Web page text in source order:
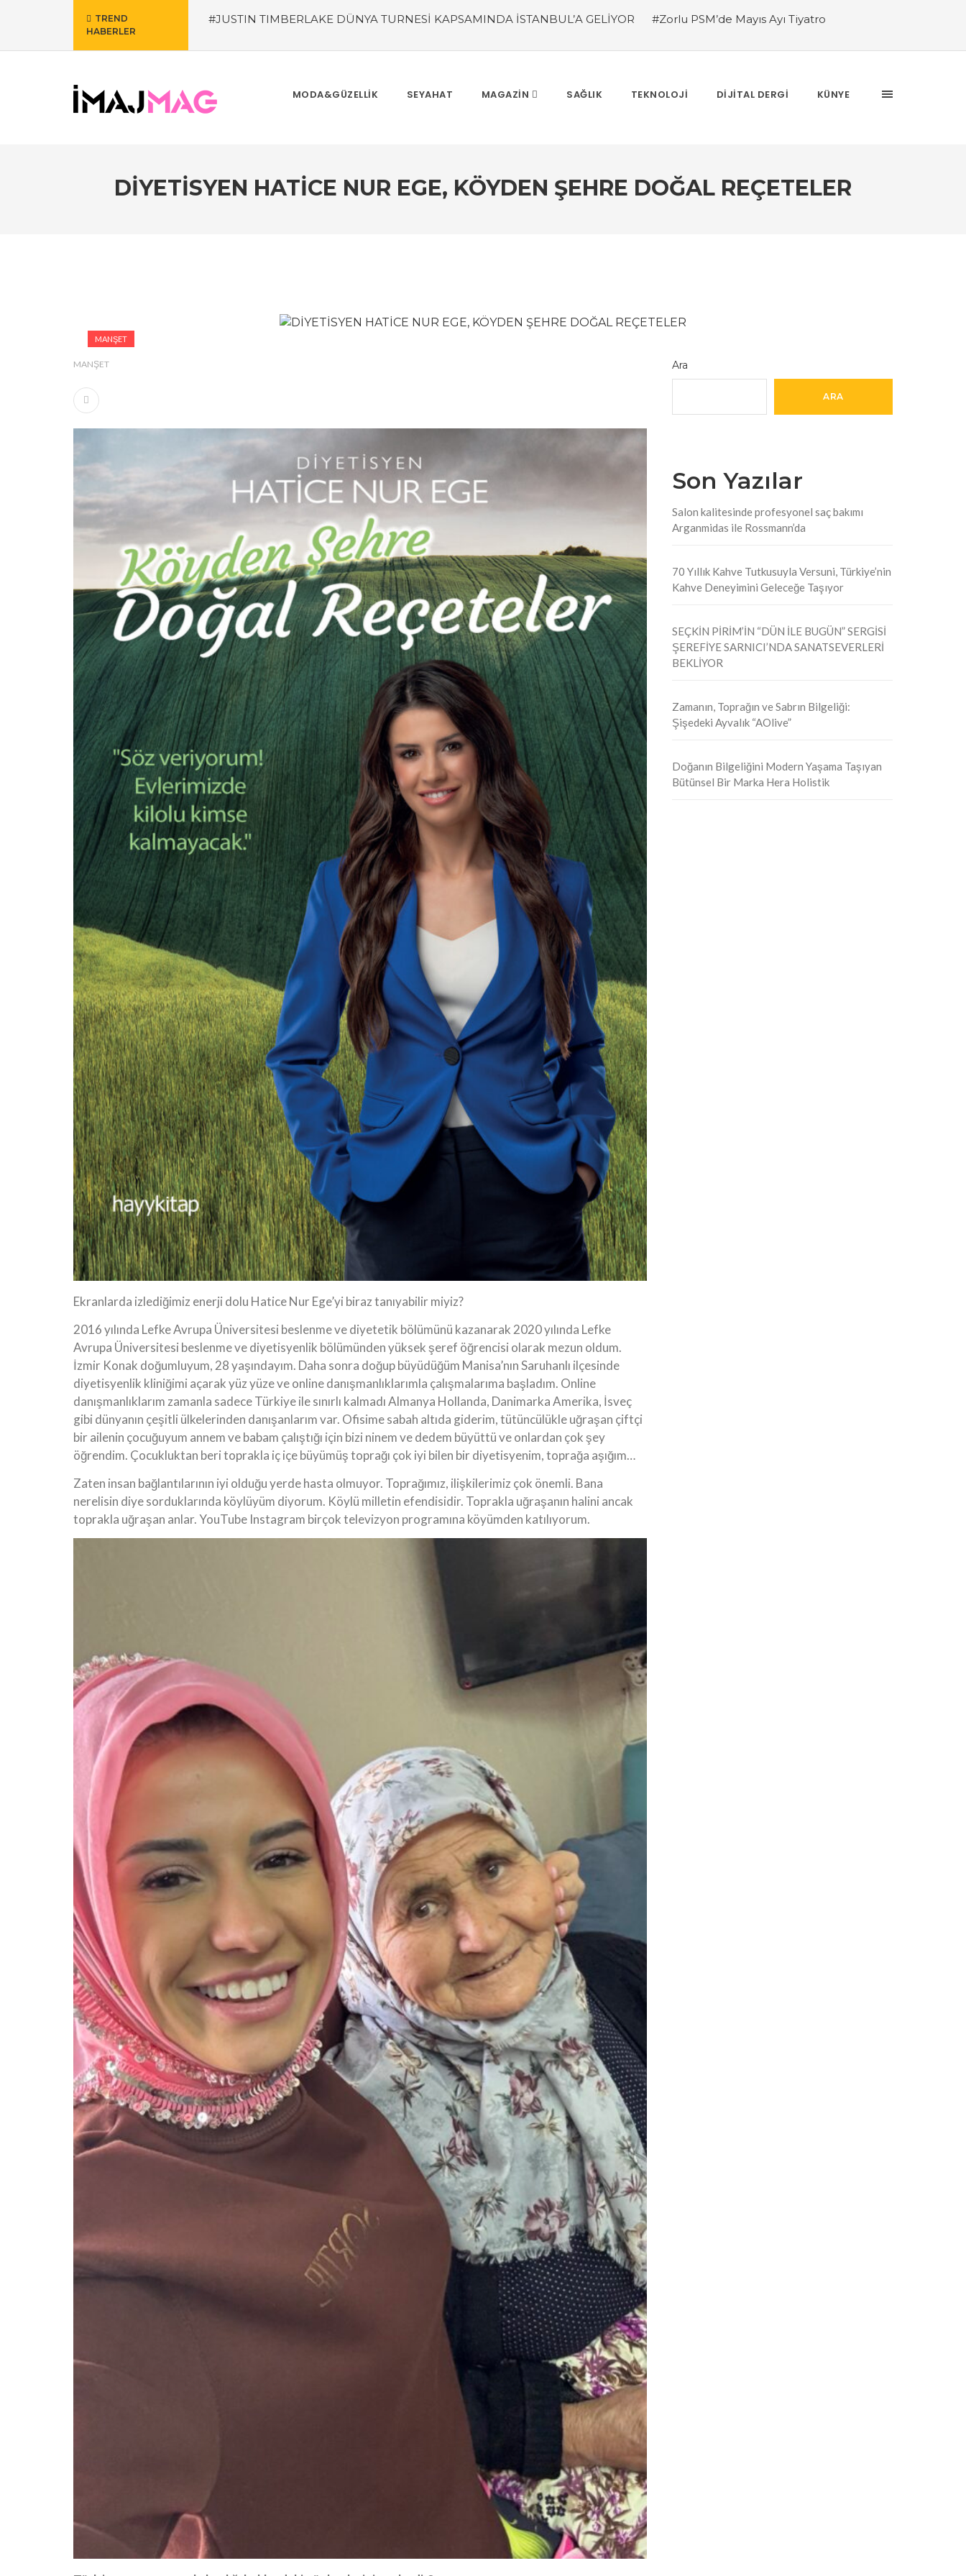
TREND
HABERLER
#JUSTIN TIMBERLAKE DÜNYA TURNESİ KAPSAMINDA İSTANBUL’A GELİYOR
#Zorlu PSM’de Mayıs Ayı Tiyatro
FARKLARI MERAK ETTİNİZ Mİ?
#ECOVACS Ev Kadınlarının Akıllı Yardımcısı #Jetlid’den Yeni Nesil Dijital Satış
#Zorlu
beğenilen oteli oldu
#Güzellik Rutinlerinde Bahar Etkisi Boyner’de
#Tarihin İzlerini Modaya Taşıyan Tasarımcı, NİYAZİ
ERDOĞAN
MODA&GÜZELLİK SEYAHAT MAGAZİN SAĞLIK TEKNOLOJİ DİJİTAL DERGİ KÜNYE
DİYETİSYEN HATİCE NUR EGE, KÖYDEN ŞEHRE DOĞAL REÇETELER
MANŞET
MANŞET
Ekranlarda izlediğimiz enerji dolu Hatice Nur Ege’yi biraz tanıyabilir miyiz?
2016 yılında Lefke Avrupa Üniversitesi beslenme ve diyetetik bölümünü kazanarak 2020 yılında Lefke
Avrupa Üniversitesi beslenme ve diyetisyenlik bölümünden yüksek şeref öğrencisi olarak mezun oldum.
İzmir Konak doğumluyum, 28 yaşındayım. Daha sonra doğup büyüdüğüm Manisa’nın Saruhanlı ilçesinde
diyetisyenlik kliniğimi açarak yüz yüze ve online danışmanlıklarımla çalışmalarıma başladım. Online
danışmanlıklarım zamanla sadece Türkiye ile sınırlı kalmadı Almanya Hollanda, Danimarka Amerika, İsveç
gibi dünyanın çeşitli ülkelerinden danışanlarım var. Ofisime sabah altıda giderim, tütüncülükle uğraşan çiftçi
bir ailenin çocuğuyum annem ve babam çalıştığı için bizi ninem ve dedem büyüttü ve onlardan çok şey
öğrendim. Çocukluktan beri toprakla iç içe büyümüş toprağı çok iyi bilen bir diyetisyenim, toprağa aşığım…
Zaten insan bağlantılarının iyi olduğu yerde hasta olmuyor. Toprağımız, ilişkilerimiz çok önemli. Bana
nerelisin diye sorduklarında köylüyüm diyorum. Köylü milletin efendisidir. Toprakla uğraşanın halini ancak
toprakla uğraşan anlar. YouTube Instagram birçok televizyon programına köyümden katılıyorum.
Ara
ARA
Son Yazılar
Salon kalitesinde profesyonel saç bakımı
Arganmidas ile Rossmann’da
70 Yıllık Kahve Tutkusuyla Versuni, Türkiye’nin
Kahve Deneyimini Geleceğe Taşıyor
SEÇKİN PİRİM’İN “DÜN İLE BUGÜN” SERGİSİ
ŞEREFİYE SARNICI’NDA SANATSEVERLERİ
BEKLİYOR
Zamanın, Toprağın ve Sabrın Bilgeliği:
Şişedeki Ayvalık “AOlive”
Doğanın Bilgeliğini Modern Yaşama Taşıyan
Bütünsel Bir Marka Hera Holistik